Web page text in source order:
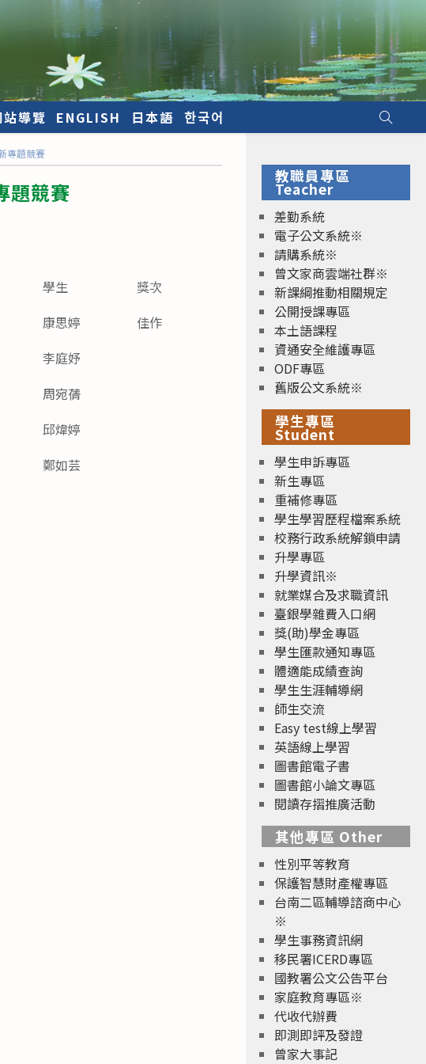
站導覽 ENGLISH 日本語 한국어
專題競賽
題競賽
學生
獎次
康思婷
佳作
李庭妤
周宛蒨
邱煒婷
鄭如芸
教職員專區
Teacher
差勤系統
電子公文系統※
請購系統※
曾文家商雲端社群※
新課綱推動相關規定
公開授課專區
本土語課程
資通安全維護專區
ODF專區
舊版公文系統※
學生專區
Student
學生申訴專區
新生專區
重補修專區
學生學習歷程檔案系統
校務行政系統解鎖申請
升學專區
升學資訊※
就業媒合及求職資訊
臺銀學雜費入口網
獎(助)學金專區
學生匯款通知專區
體適能成績查詢
學生生涯輔導網
師生交流
Easy test線上學習
英語線上學習
圖書館電子書
圖書館小論文專區
閱讀存摺推廣活動
其他專區 Other
性別平等教育
保護智慧財產權專區
台南二區輔導諮商中心
※
學生事務資訊網
移民署ICERD專區
國教署公文公告平台
家庭教育專區※
代收代辦費
即測即評及發證
曾家大事記